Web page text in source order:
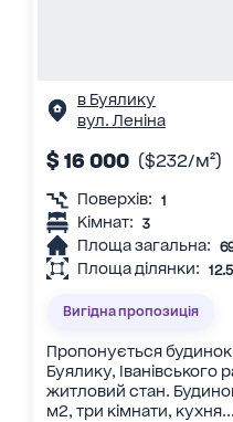
в Буялику
вул. Леніна
$ 16 000 ($232/м²)
Поверхів: 1
Кімнат: 3
Площа загальна:
Площа ділянки:
Вигідна пропозиція
Пропонується
Буялику,
житловий стан.
м2, три кімнати, кухня...